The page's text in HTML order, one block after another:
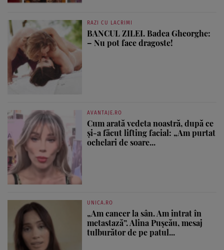
RAZI CU LACRIMI
BANCUL ZILEI. Badea Gheorghe:
– Nu pot face dragoste!
AVANTAJE.RO
Cum arată vedeta noastră, după ce
și-a făcut lifting facial: „Am purtat
ochelari de soare...
UNICA.RO
„Am cancer la sân. Am intrat în
metastază”. Alina Pușcău, mesaj
tulburător de pe patul...